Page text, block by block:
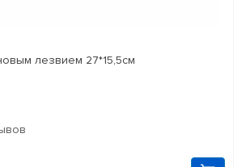
лезвием 27*15,5см